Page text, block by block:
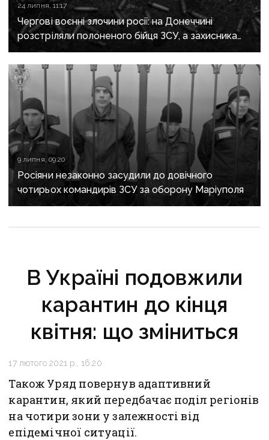
24 липня, 11:17
Чергові воєнні злочини росії: на Донеччині
розстріляли полоненого бійця ЗСУ, а захисника
Маріуполя відправили до колонії на 21 рік
9 липня, 09:20
Росіяни незаконно засудили до довічного
чотирьох командирів ЗСУ за оборону Маріуполя
В Україні подовжили
карантин до кінця
квітня: що зміниться
17 лютого 2021 р., 16:20
Також Уряд повернув адаптивний
карантин, який передбачає поділ регіонів
на чотири зони у залежності від
епідемічної ситуації.